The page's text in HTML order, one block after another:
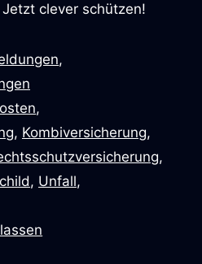
clever schützen!
,
,
, Kombiversicherung,
,
, Unfall,